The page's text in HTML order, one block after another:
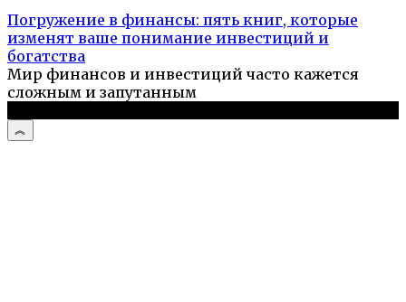
Погружение в финансы: пять книг, которые
изменят ваше понимание инвестиций и
богатства
Мир финансов и инвестиций часто кажется
сложным и запутанным